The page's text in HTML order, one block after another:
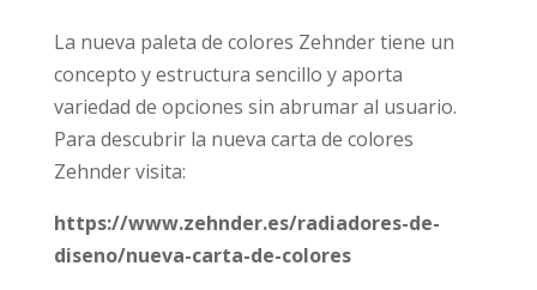
La nueva paleta de colores Zehnder tiene un
concepto y estructura sencillo y aporta
variedad de opciones sin abrumar al usuario.
Para descubrir la nueva carta de colores
Zehnder visita:
https://www.zehnder.es/radiadores-de-
diseno/nueva-carta-de-colores